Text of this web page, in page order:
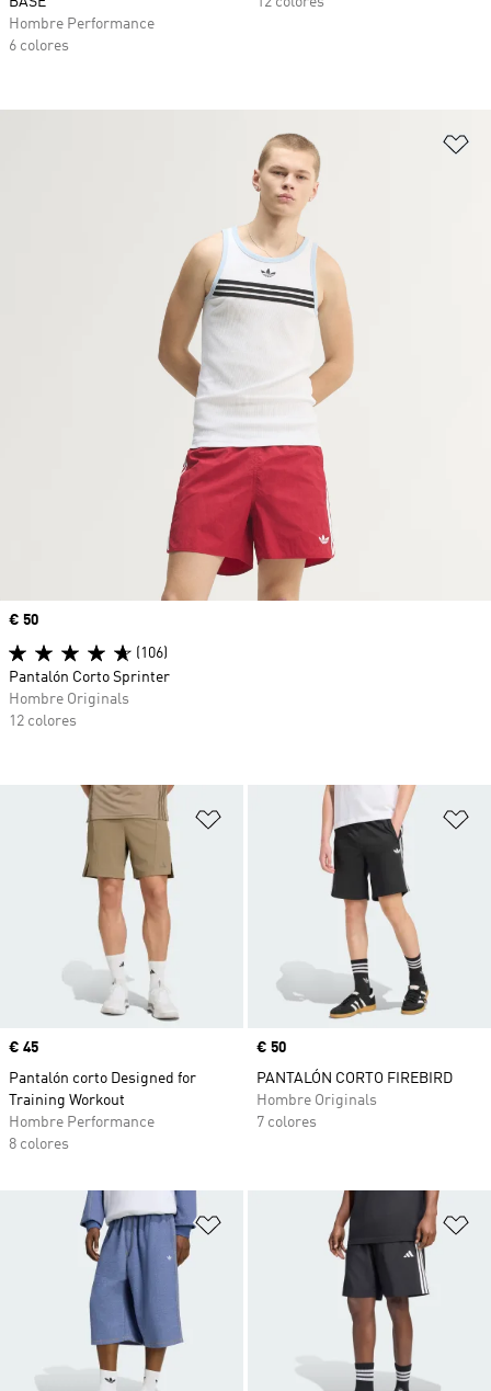
Hombre Performance
6 colores
Añadir a la lista de deseos
Precio
€ 45
Pantalón corto Designed for
Training Workout
Hombre Performance
8 colores
Precio
€ 50
PANTALÓN CORTO FIREBIRD
Hombre Originals
7 colores
Añadir a la lista de deseos
Precio
€ 50
(106)
Pantalón Corto Sprinter
Hombre Originals
12 colores